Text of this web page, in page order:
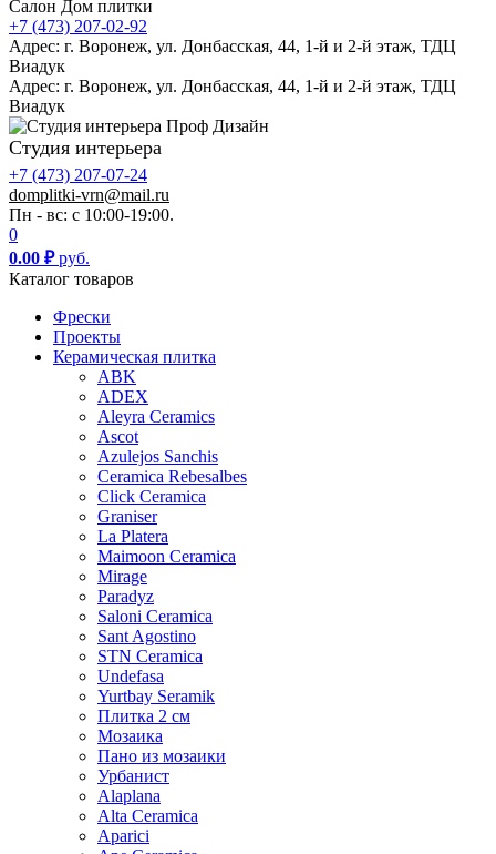
Салон Дом плитки
+7 (473) 207-02-92
Адрес: г. Воронеж, ул. Донбасская, 44, 1-й и 2-й этаж, ТДЦ
Виадук
Адрес: г. Воронеж, ул. Донбасская, 44, 1-й и 2-й этаж, ТДЦ
Виадук
Студия интерьера
+7 (473) 207-07-24
domplitki-vrn@mail.ru
Пн - вс: с 10:00-19:00.
0
0.00 ₽руб.
Каталог товаров
Фрески
Проекты
Керамическая плитка
ABK
ADEX
Aleyra Ceramics
Ascot
Azulejos Sanchis
Ceramica Rebesalbes
Click Ceramica
Graniser
La Platera
Maimoon Ceramica
Mirage
Paradyz
Saloni Ceramica
Sant Agostino
STN Ceramica
Undefasa
Yurtbay Seramik
Плитка 2 см
Мозаика
Пано из мозаики
Урбанист
Alaplana
Alta Ceramica
Aparici